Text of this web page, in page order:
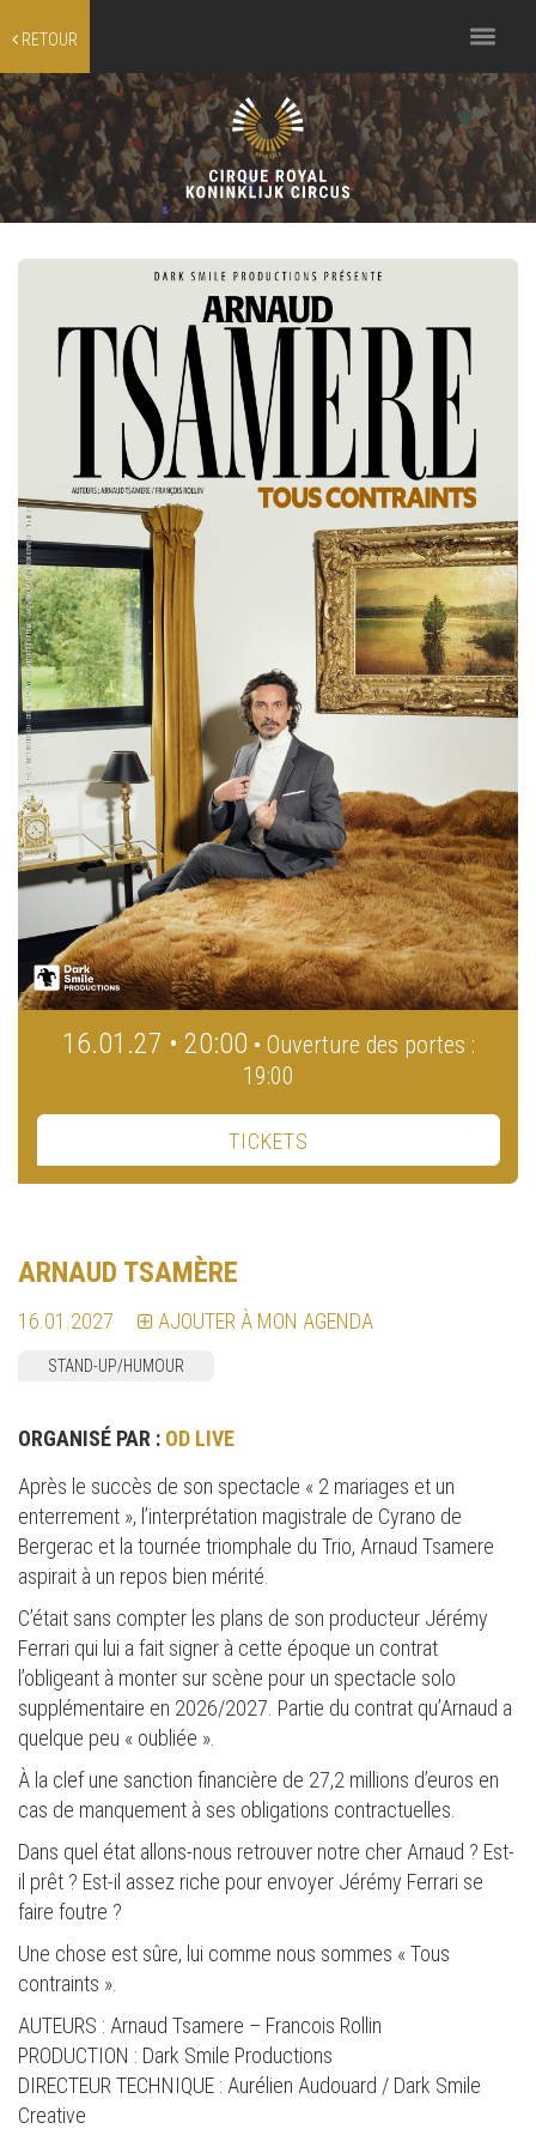
RETOUR
Toggle
navigation
16.01.27 • 20:00 • Ouverture des portes :
19:00
TICKETS
ARNAUD TSAMÈRE
16.01.2027 AJOUTER À MON AGENDA
STAND-UP/HUMOUR
ORGANISÉ PAR : OD LIVE
Après le succès de son spectacle « 2 mariages et un
enterrement », l’interprétation magistrale de Cyrano de
Bergerac et la tournée triomphale du Trio, Arnaud Tsamere
aspirait à un repos bien mérité.
C’était sans compter les plans de son producteur Jérémy
Ferrari qui lui a fait signer à cette époque un contrat
l’obligeant à monter sur scène pour un spectacle solo
supplémentaire en 2026/2027. Partie du contrat qu’Arnaud a
quelque peu « oubliée ».
À la clef une sanction financière de 27,2 millions d’euros en
cas de manquement à ses obligations contractuelles.
Dans quel état allons-nous retrouver notre cher Arnaud ? Est-
il prêt ? Est-il assez riche pour envoyer Jérémy Ferrari se
faire foutre ?
Une chose est sûre, lui comme nous sommes « Tous
contraints ».
AUTEURS : Arnaud Tsamere – Francois Rollin
PRODUCTION : Dark Smile Productions
DIRECTEUR TECHNIQUE : Aurélien Audouard / Dark Smile
Creative